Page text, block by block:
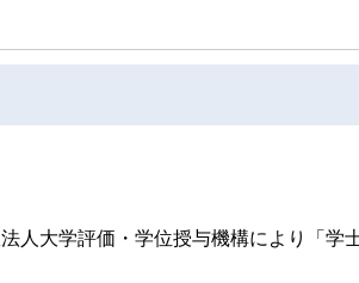
人大学評価・学位授与機構により「学